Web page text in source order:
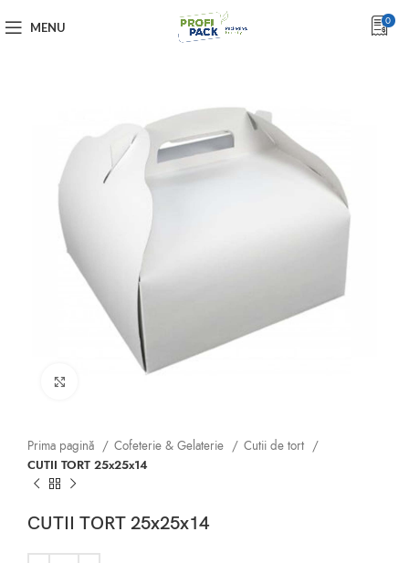
MENU 0
Prima pagină Cofeterie & Gelaterie
Cutii de tort
CUTII TORT 25x25x14
CUTII TORT 25x25x14